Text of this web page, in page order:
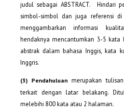
judul sebagai ABSTRACT. Hindari
simbol-simbol dan juga referensi
menggambarkan informasi
hendaknya mencantumkan 3-5 kata
abstrak dalam bahasa Inggis, kata
Inggris.
(3) Pendahuluanmerupakan
terkait dengan latar belakang.
melebihi 800 kata atau 2 halaman.